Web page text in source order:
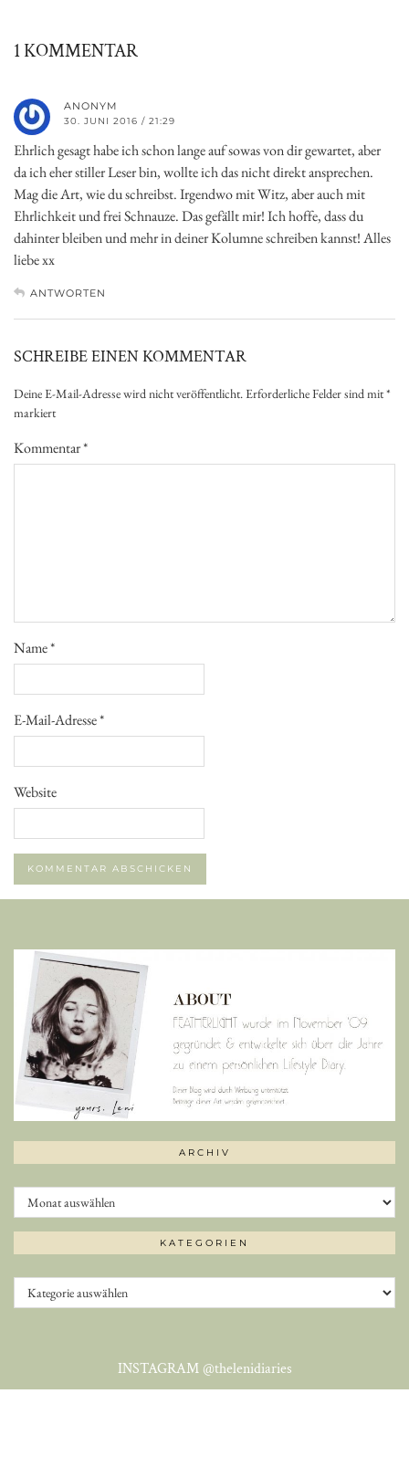
1 KOMMENTAR
ANONYM
30. JUNI 2016 / 21:29
Ehrlich gesagt habe ich schon lange auf sowas von dir gewartet, aber
da ich eher stiller Leser bin, wollte ich das nicht direkt ansprechen.
Mag die Art, wie du schreibst. Irgendwo mit Witz, aber auch mit
Ehrlichkeit und frei Schnauze. Das gefällt mir! Ich hoffe, dass du
dahinter bleiben und mehr in deiner Kolumne schreiben kannst! Alles
liebe xx
ANTWORTEN
SCHREIBE EINEN KOMMENTAR
Deine E-Mail-Adresse wird nicht veröffentlicht.Erforderliche Felder sind mit*
markiert
Kommentar*
Name*
E-Mail-Adresse*
Website
ARCHIV
Archiv
KATEGORIEN
Kategorien
INSTAGRAM @thelenidiaries